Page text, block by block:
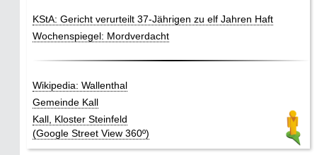
KStA: Gericht verurteilt 37-Jährigen zu elf Jahren Haft
Wochenspiegel: Mordverdacht
Wikipedia: Wallenthal
Gemeinde Kall
Kall, Kloster Steinfeld
(Google Street View 360º)